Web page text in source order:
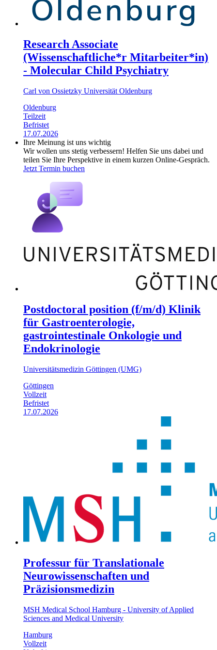
Research Associate
(Wissenschaftliche*r Mitarbeiter*in)
- Molecular Child Psychiatry
Carl von Ossietzky Universität Oldenburg
Oldenburg
Teilzeit
Befristet
17.07.2026
Ihre Meinung ist uns wichtig
Wir wollen uns stetig verbessern! Helfen Sie uns dabei und
teilen Sie Ihre Perspektive in einem kurzen Online-Gespräch.
Jetzt Termin buchen
Postdoctoral position (f/m/d) Klinik
für Gastroenterologie,
gastrointestinale Onkologie und
Endokrinologie
Universitätsmedizin Göttingen (UMG)
Göttingen
Vollzeit
Befristet
17.07.2026
Professur für Translationale
Neurowissenschaften und
Präzisionsmedizin
MSH Medical School Hamburg - University of Applied
Sciences and Medical University
Hamburg
Vollzeit